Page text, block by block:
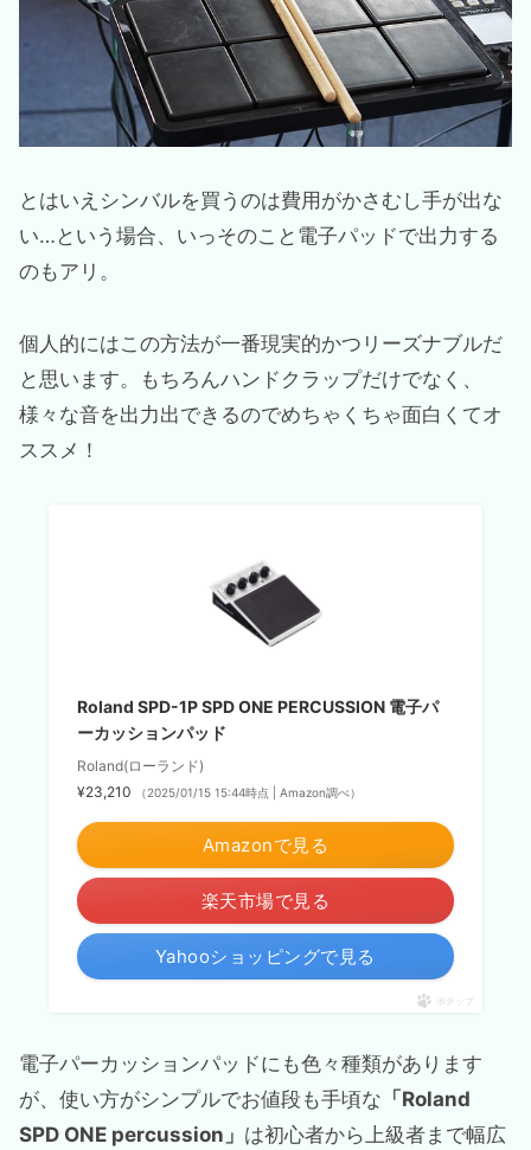
とはいえシンバルを買うのは費用がかさむし手が出な
い…という場合、いっそのこと電子パッドで出力する
のもアリ。
個人的にはこの方法が一番現実的かつリーズナブルだ
と思います。もちろんハンドクラップだけでなく、
様々な音を出力出できるのでめちゃくちゃ面白くてオ
ススメ！
Roland SPD-1P SPD ONE PERCUSSION 電子パ
ーカッションパッド
Roland(ローランド)
¥23,210
（2025/01/15 15:44時点 | Amazon調べ）
Amazonで見る
楽天市場で見る
Yahooショッピングで見る
ポチップ
電子パーカッションパッドにも色々種類があります
が、使い方がシンプルでお値段も手頃な 「Roland
SPD ONE percussion」 は初心者から上級者まで幅広